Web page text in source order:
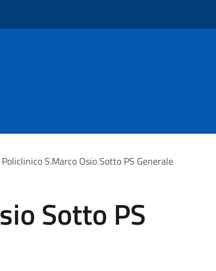
Policlinico S.Marco Osio Sotto PS Generale
Sotto PS